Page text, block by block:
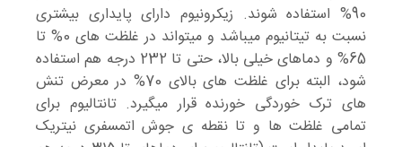
90% استفاده شوند. زیکرونیوم دارای پایداری بیشتری
نسبت به تیتانیوم میباشد و میتواند در غلظت های 0% تا
65% و دماهای خیلی بالا، حتی تا 232 درجه هم استفاده
شود، البته برای غلظت های بالای 70% در معرض تنش
های ترک خوردگی خورنده قرار میگیرد. تانتالیوم برای
تمامی غلظت ها و تا نقطه ی جوش اتمسفری نیتریک